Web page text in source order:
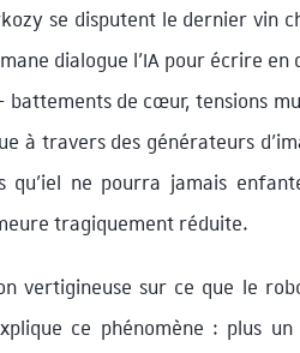
se disputent le dernier vin
dialogue l’IA pour écrire
de cœur, tensions
à travers des générateurs
qu’iel ne pourra jamais
tragiquement réduite.
vertigineuse sur ce que le
ce phénomène : plus